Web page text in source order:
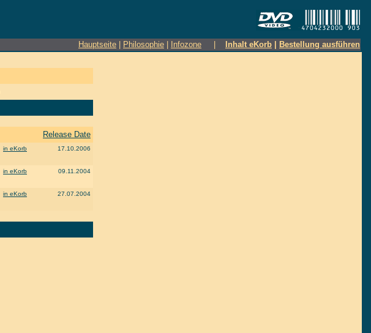
Hauptseite Philosophie Infozone Inhalt eKorb Bestellung ausführen
Release Date
in eKorb 17.10.2006
in eKorb 09.11.2004
in eKorb 27.07.2004